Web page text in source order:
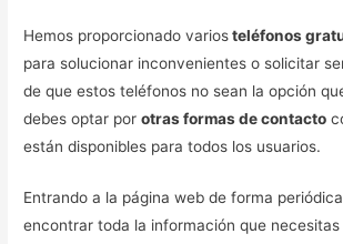
Hemos proporcionado variosteléfonos
para solucionar inconvenientes o solicitar
de que estos teléfonos no sean la opción
debes optar porotras formas de contacto
están disponibles para todos los usuarios.
Entrando a la página web de forma
encontrar toda la información que